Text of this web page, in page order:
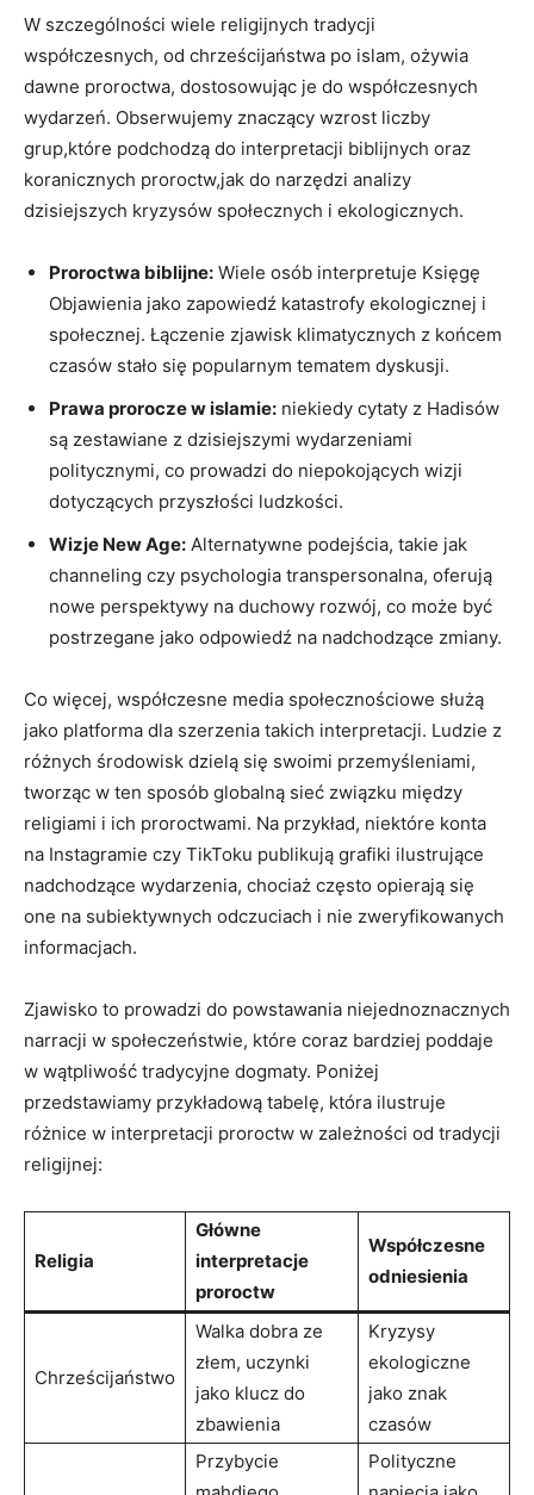
W szczególności wiele religijnych tradycji
współczesnych, od chrześcijaństwa po islam, ożywia
dawne proroctwa, dostosowując je do współczesnych
wydarzeń. Obserwujemy znaczący wzrost liczby
grup,które podchodzą do interpretacji biblijnych oraz
koranicznych proroctw,jak do narzędzi analizy
dzisiejszych kryzysów społecznych i ekologicznych.
Proroctwa biblijne: Wiele osób interpretuje Księgę
Objawienia jako zapowiedź katastrofy ekologicznej i
społecznej. Łączenie zjawisk klimatycznych z końcem
czasów stało się popularnym tematem dyskusji.
Prawa prorocze w islamie: niekiedy cytaty z Hadisów
są zestawiane z dzisiejszymi wydarzeniami
politycznymi, co prowadzi do niepokojących wizji
dotyczących przyszłości ludzkości.
Wizje New Age: Alternatywne podejścia, takie jak
channeling czy psychologia transpersonalna, oferują
nowe perspektywy na duchowy rozwój, co może być
postrzegane jako odpowiedź na nadchodzące zmiany.
Co więcej, współczesne media społecznościowe służą
jako platforma dla szerzenia takich interpretacji. Ludzie z
różnych środowisk dzielą się swoimi przemyśleniami,
tworząc w ten sposób globalną sieć związku między
religiami i ich proroctwami. Na przykład, niektóre konta
na Instagramie czy TikToku publikują grafiki ilustrujące
nadchodzące wydarzenia, chociaż często opierają się
one na subiektywnych odczuciach i nie zweryfikowanych
informacjach.
Zjawisko to prowadzi do powstawania niejednoznacznych
narracji w społeczeństwie, które coraz bardziej poddaje
w wątpliwość tradycyjne dogmaty. Poniżej
przedstawiamy przykładową tabelę, która ilustruje
różnice w interpretacji proroctw w zależności od tradycji
religijnej:
Religia
Główne
interpretacje
proroctw
Współczesne
odniesienia
Chrześcijaństwo
Walka dobra ze
złem, uczynki
jako klucz do
zbawienia
Kryzysy
ekologiczne
jako znak
czasów
Przybycie
Polityczne